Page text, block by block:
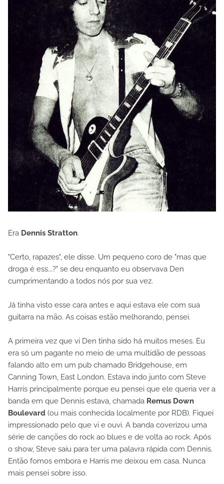
Era Dennis Stratton.
"Certo, rapazes", ele disse. Um pequeno coro de "mas que
droga é ess...?" se deu enquanto eu observava Den
cumprimentando a todos nós por sua vez.
Já tinha visto esse cara antes e aqui estava ele com sua
guitarra na mão. As coisas estão melhorando, pensei.
A primeira vez que vi Den tinha sido há muitos meses. Eu
era só um pagante no meio de uma multidão de pessoas
falando alto em um pub chamado Bridgehouse, em
Canning Town, East London. Estava indo junto com Steve
Harris principalmente porque eu pensei que ele queria ver a
banda em que Dennis estava, chamada Remus Down
Boulevard (ou mais conhecida localmente por RDB). Fiquei
impressionado pelo que vi e ouvi. A banda coverizou uma
série de canções do rock ao blues e de volta ao rock. Após
o show, Steve saiu para ter uma palavra rápida com Dennis.
Então fomos embora e Harris me deixou em casa. Nunca
mais pensei sobre isso.